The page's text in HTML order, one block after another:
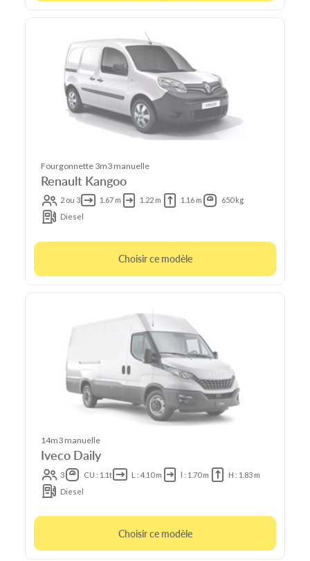
Fourgonnette 3m3 manuelle
Renault Kangoo
2 ou 3 1.67 m 1.22 m 1.16 m
650 kg
Diesel
Choisir ce modèle
14m3 manuelle
Iveco Daily
3 CU : 1.1t L : 4.10 m l : 1.70 m
H : 1.83 m
Diesel
Choisir ce modèle